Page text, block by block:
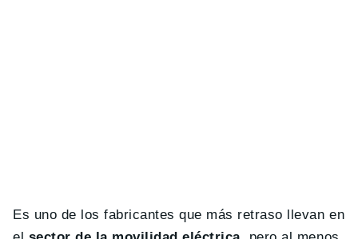
Es uno de los fabricantes que más retraso llevan en